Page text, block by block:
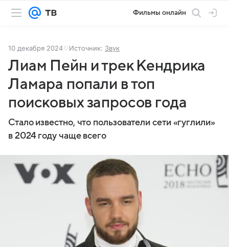
Фильмы онлайн
10 декабря 2024 Источник: Звук
Лиам Пейн и трек Кендрика
Ламара попали в топ
поисковых запросов года
Стало известно, что пользователи сети «гуглили»
в 2024 году чаще всего